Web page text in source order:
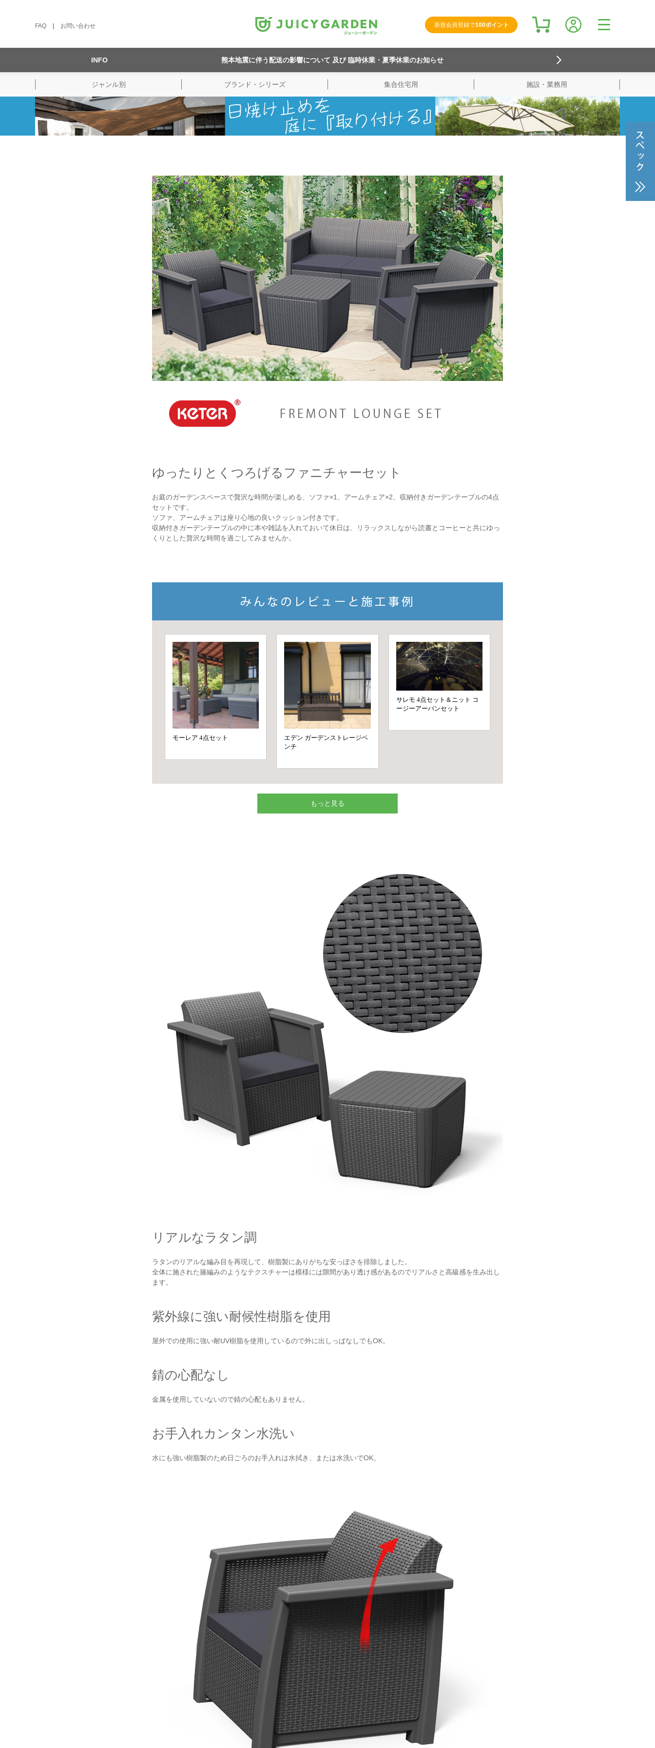
FAQ お問い合わせ 新規会員登録で100ポイント
検索
INFO 熊本地震に伴う配送の影響について 及び 臨時休業・夏季休業のお知らせ
ジャンル別 ブランド・シリーズ 集合住宅用 施設・業務用
ゆったりとくつろげるファニチャーセット
お庭のガーデンスペースで贅沢な時間が楽しめる、ソファ×1、アームチェア×2、収納付きガーデンテーブルの4点
セットです。
ソファ、アームチェアは座り心地の良いクッション付きです。
収納付きガーデンテーブルの中に本や雑誌を入れておいて休日は、リラックスしながら読書とコーヒーと共にゆっ
くりとした贅沢な時間を過ごしてみませんか。
もっと見る
リアルなラタン調
ラタンのリアルな編み目を再現して、樹脂製にありがちな安っぽさを排除しました。
全体に施された籐編みのようなテクスチャーは模様には隙間があり透け感があるのでリアルさと高級感を生み出し
ます。
紫外線に強い耐候性樹脂を使用
屋外での使用に強い耐UV樹脂を使用しているので外に出しっぱなしでもOK。
錆の心配なし
金属を使用していないので錆の心配もありません。
お手入れカンタン水洗い
水にも強い樹脂製のため日ごろのお手入れは水拭き、または水洗いでOK。